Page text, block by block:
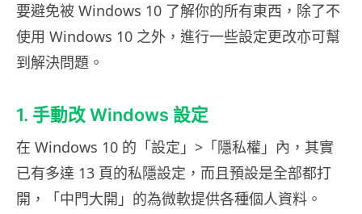
要避免被 Windows 10 了解你的所有東西，除了不
使用 Windows 10 之外，進行一些設定更改亦可幫
到解決問題。
1. 手動改 Windows 設定
在 Windows 10 的「設定」>「隱私權」內，其實
已有多達 13 頁的私隱設定，而且預設是全部都打
開，「中門大開」的為微軟提供各種個人資料。